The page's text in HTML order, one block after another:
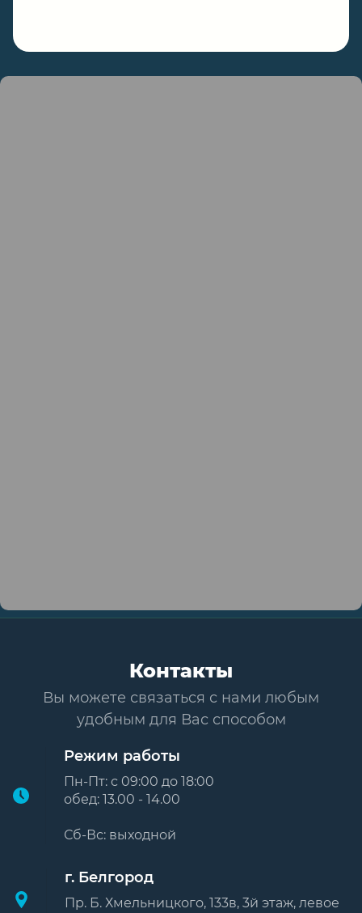
Контакты
Вы можете связаться с нами любым
удобным для Вас способом
Режим работы
Пн-Пт: с 09:00 до 18:00
обед: 13.00 - 14.00
Сб-Вс: выходной
г. Белгород
Пр. Б. Хмельницкого, 133в, 3й этаж, левое